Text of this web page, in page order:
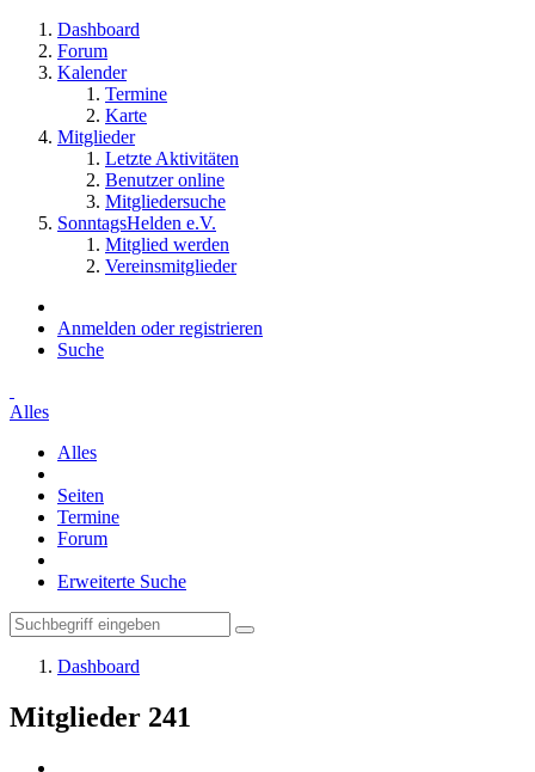
Dashboard
Forum
Kalender
Termine
Karte
Mitglieder
Letzte Aktivitäten
Benutzer online
Mitgliedersuche
SonntagsHelden e.V.
Mitglied werden
Vereinsmitglieder
Anmelden oder registrieren
Suche
Alles
Alles
Seiten
Termine
Forum
Erweiterte Suche
Dashboard
Mitglieder 241